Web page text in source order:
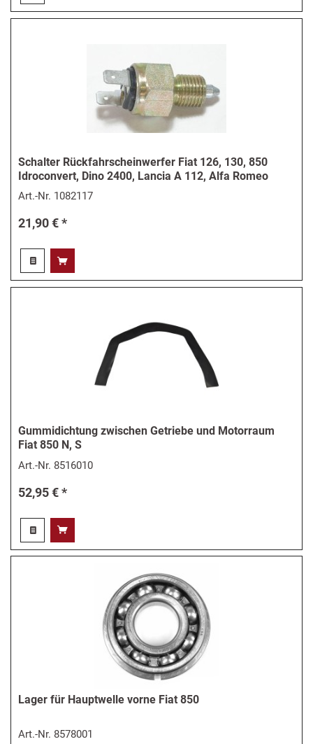
Schalter Rückfahrscheinwerfer Fiat 126, 130, 850
Idroconvert, Dino 2400, Lancia A 112, Alfa Romeo
Art.-Nr. 1082117
21,90 € *
Gummidichtung zwischen Getriebe und Motorraum
Fiat 850 N, S
Art.-Nr. 8516010
52,95 € *
Lager für Hauptwelle vorne Fiat 850
Art.-Nr. 8578001